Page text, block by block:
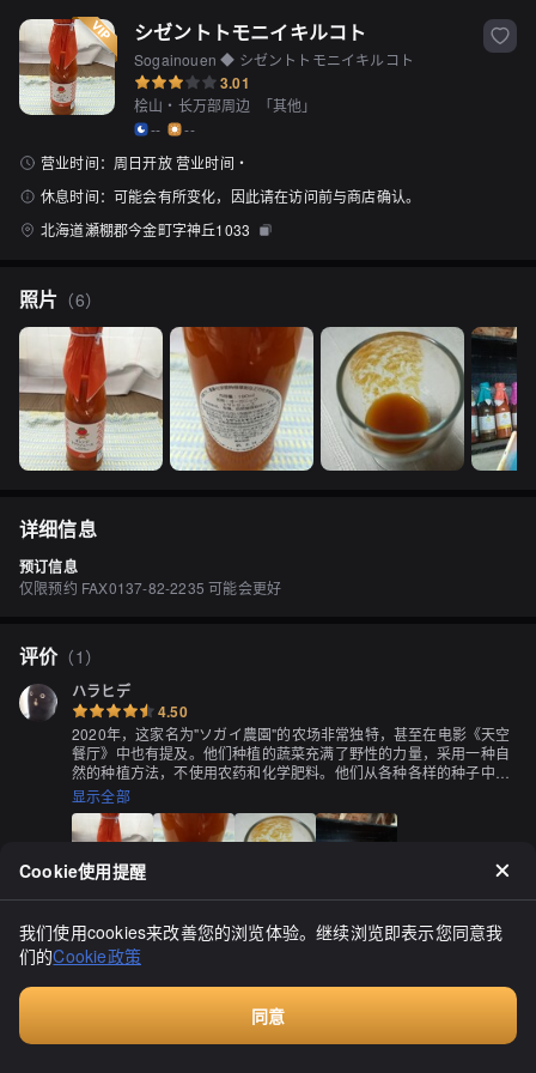
シゼントトモニイキルコト
Sogainouen ◆ シゼントトモニイキルコト
3.01
桧山・长万部周边 「其他」
--
--
营业时间： 周日开放 营业时间・
休息时间： 可能会有所变化，因此请在访问前与商店确认。
北海道瀬棚郡今金町字神丘1033
照片 （6）
详细信息
预订信息
仅限预约 FAX0137-82-2235 可能会更好
评价（1 ）
ハラヒデ
4.50
2020年，这家名为"ソガイ農園"的农场非常独特，甚至在电影《天空
餐厅》中也有提及。他们种植的蔬菜充满了野性的力量，采用一种自
然的种植方法，不使用农药和化学肥料。他们从各种各样的种子中培
育幼苗，当作物还没有生长出来的时候，我曾在这个农场买到了他们
制作的番茄汁。我尝试了不同种类的番茄汁，包括橙色番茄汁，价格
确实有点高，但品尝后，浓郁的番茄味道深深地感染了我。番茄的力
量真是绝妙！我尝试了所有的口味，非常美味，感谢这次美食之旅！
显示全部
Cookie使用提醒
我们使用cookies来改善您的浏览体验。继续浏览即表示您同意我
们的Cookie政策
同意